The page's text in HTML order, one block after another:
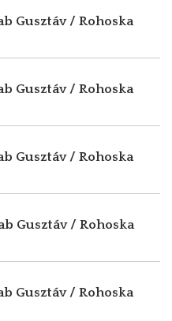
Gusztáv / Rohoska
Gusztáv / Rohoska
Gusztáv / Rohoska
Gusztáv / Rohoska
Gusztáv / Rohoska